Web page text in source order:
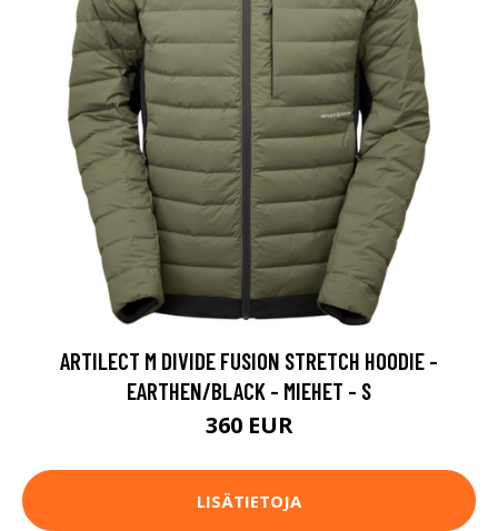
ARTILECT M DIVIDE FUSION STRETCH HOODIE -
EARTHEN/BLACK - MIEHET - S
360 EUR
LISÄTIETOJA